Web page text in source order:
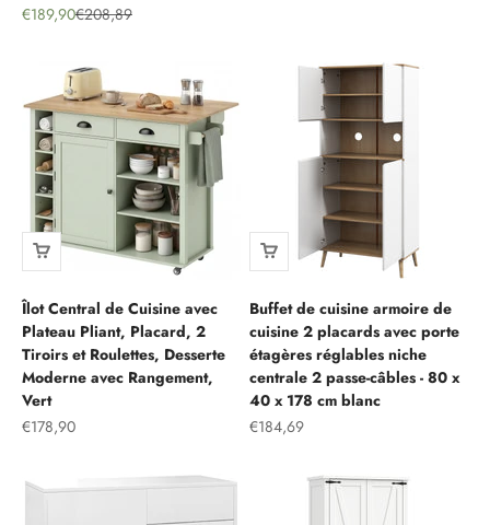
Prix de vente
€189,90Prix normal
€208,89
Îlot Central de Cuisine avec
Plateau Pliant, Placard, 2
Tiroirs et Roulettes, Desserte
Moderne avec Rangement,
Vert
Prix de vente
€178,90
Buffet de cuisine armoire de
cuisine 2 placards avec porte
étagères réglables niche
centrale 2 passe-câbles - 80 x
40 x 178 cm blanc
Prix de vente
€184,69